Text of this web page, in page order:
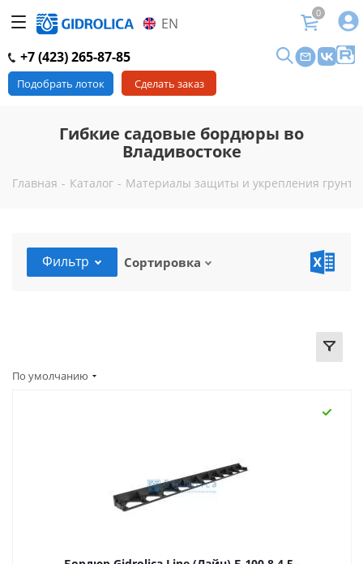
EN
0
+7 (423) 265-87-85
Подобрать лоток Сделать заказ
Гибкие садовые бордюры во
Владивостоке
Главная - Каталог - Материалы защиты и укрепления грунта
Фильтр Сортировка
По умолчанию